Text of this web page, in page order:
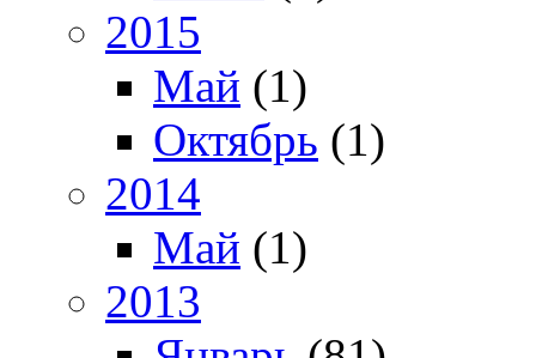
2015
Май (1)
Октябрь (1)
2014
Май (1)
2013